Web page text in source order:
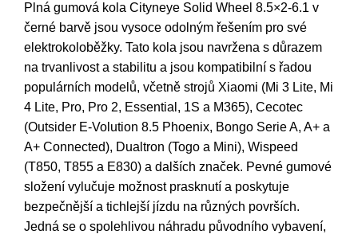
Plná gumová kola Cityneye Solid Wheel 8.5×2-6.1 v
černé barvě jsou vysoce odolným řešením pro své
elektrokoloběžky. Tato kola jsou navržena s důrazem
na trvanlivost a stabilitu a jsou kompatibilní s řadou
populárních modelů, včetně strojů Xiaomi (Mi 3 Lite, Mi
4 Lite, Pro, Pro 2, Essential, 1S a M365), Cecotec
(Outsider E-Volution 8.5 Phoenix, Bongo Serie A, A+ a
A+ Connected), Dualtron (Togo a Mini), Wispeed
(T850, T855 a E830) a dalších značek. Pevné gumové
složení vylučuje možnost prasknutí a poskytuje
bezpečnější a tichlejší jízdu na různých površích.
Jedná se o spolehlivou náhradu původního vybavení,